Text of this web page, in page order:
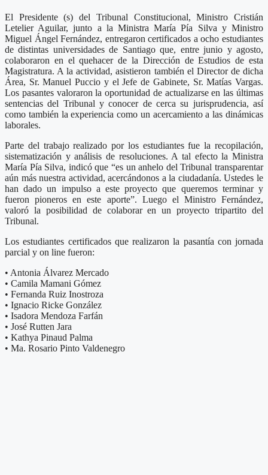
El Presidente (s) del Tribunal Constitucional, Ministro Cristián
Letelier Aguilar, junto a la Ministra María Pía Silva y Ministro
Miguel Ángel Fernández, entregaron certificados a ocho estudiantes
de distintas universidades de Santiago que, entre junio y agosto,
colaboraron en el quehacer de la Dirección de Estudios de esta
Magistratura. A la actividad, asistieron también el Director de dicha
Área, Sr. Manuel Puccio y el Jefe de Gabinete, Sr. Matías Vargas.
Los pasantes valoraron la oportunidad de actualizarse en las últimas
sentencias del Tribunal y conocer de cerca su jurisprudencia, así
como también la experiencia como un acercamiento a las dinámicas
laborales.
Parte del trabajo realizado por los estudiantes fue la recopilación,
sistematización y análisis de resoluciones. A tal efecto la Ministra
María Pía Silva, indicó que “es un anhelo del Tribunal transparentar
aún más nuestra actividad, acercándonos a la ciudadanía. Ustedes le
han dado un impulso a este proyecto que queremos terminar y
fueron pioneros en este aporte”. Luego el Ministro Fernández,
valoró la posibilidad de colaborar en un proyecto tripartito del
Tribunal.
Los estudiantes certificados que realizaron la pasantía con jornada
parcial y on line fueron:
• Antonia Álvarez Mercado
• Camila Mamani Gómez
• Fernanda Ruiz Inostroza
• Ignacio Ricke González
• Isadora Mendoza Farfán
• José Rutten Jara
• Kathya Pinaud Palma
• Ma. Rosario Pinto Valdenegro